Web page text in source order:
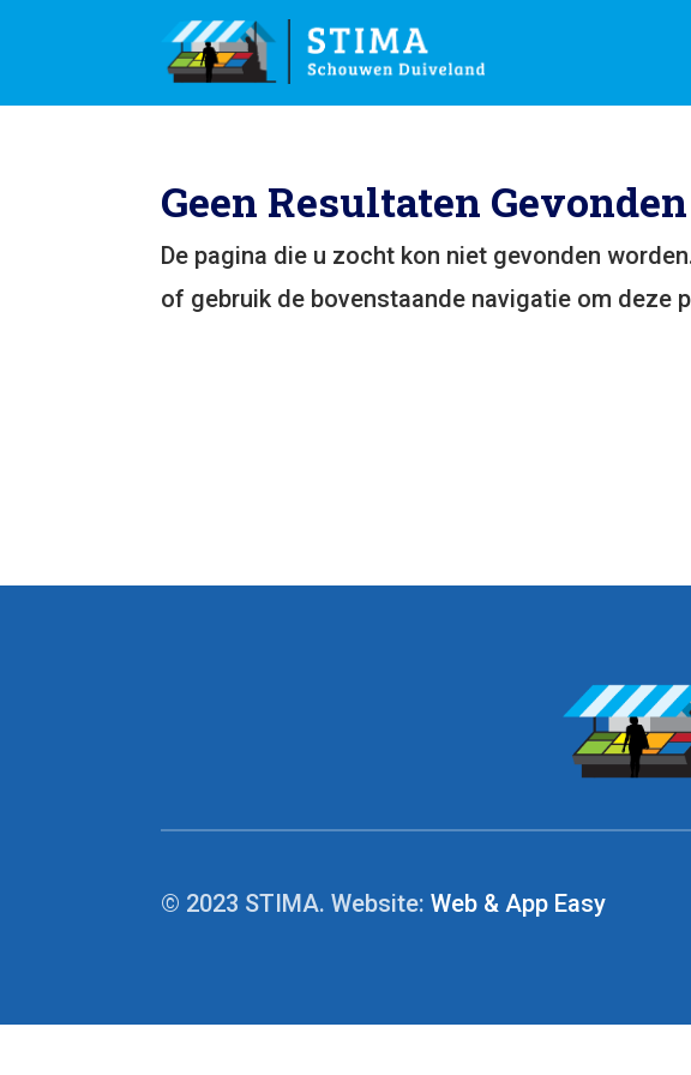
Geen Resultaten Gevonden
De pagina die u zocht kon niet gevonden
of gebruik de bovenstaande navigatie om deze
© 2023 STIMA. Website:Web & App Easy